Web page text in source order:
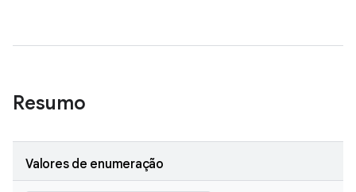
Resumo
Valores de enumeração